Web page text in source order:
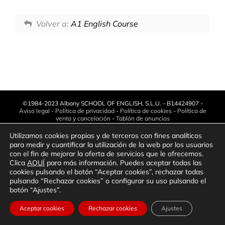
Volver a:A1 English Course
©1984-2023 Albany SCHOOL OF ENGLISH, S.L.U. - B14424907 -
Aviso legal - Política de privacidad- Política de cookies- Política de
venta y cancelación- Tablón de anuncios
FacebookInstagramYouTubeLinkedInPhone
Utilizamos cookies propias y de terceros con fines analíticos
para medir y cuantificar la utilización de la web por los usuarios
con el fin de mejorar la oferta de servicios que le ofrecemos.
Clica AQUÍ para más información. Puedes aceptar todas las
cookies pulsando el botón “Aceptar cookies”, rechazar todas
pulsando “Rechazar cookies” o configurar su uso pulsando el
botón “Ajustes”.
Aceptar cookies Rechazar cookies Ajustes